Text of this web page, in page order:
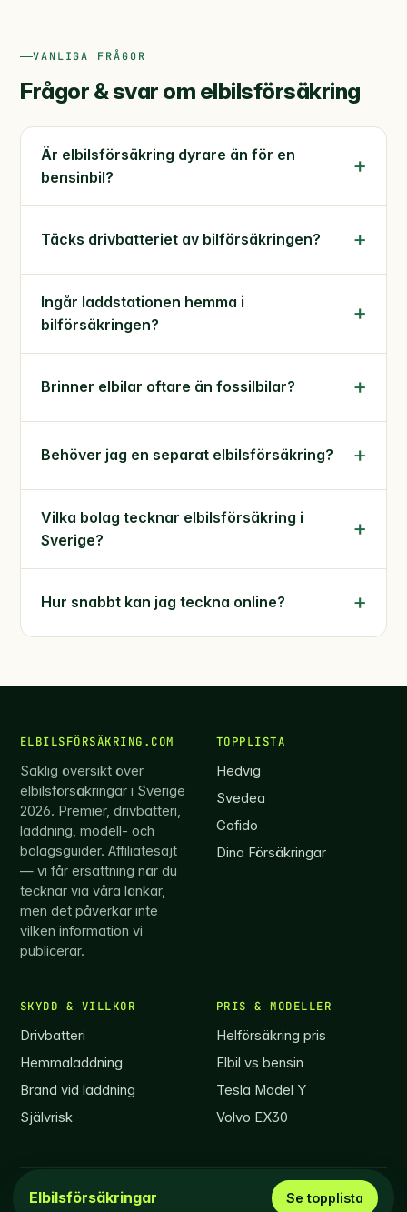
VANLIGA FRÅGOR
Frågor & svar om elbilsförsäkring
Är elbilsförsäkring dyrare än för en
bensinbil?
Täcks drivbatteriet av bilförsäkringen?
Ingår laddstationen hemma i
bilförsäkringen?
Brinner elbilar oftare än fossilbilar?
Behöver jag en separat elbilsförsäkring?
Vilka bolag tecknar elbilsförsäkring i
Sverige?
Hur snabbt kan jag teckna online?
Elbilsförsäkringar Se topplista
ELBILSFÖRSÄKRING.COM
Saklig översikt över
elbilsförsäkringar i Sverige
2026. Premier, drivbatteri,
laddning, modell- och
bolagsguider. Affiliatesajt
— vi får ersättning när du
tecknar via våra länkar,
men det påverkar inte
vilken information vi
publicerar.
TOPPLISTA
Hedvig
Svedea
Gofido
Dina Försäkringar
SKYDD & VILLKOR
Drivbatteri
Hemmaladdning
Brand vid laddning
Självrisk
PRIS & MODELLER
Helförsäkring pris
Elbil vs bensin
Tesla Model Y
Volvo EX30
© 2026 Elbilsförsäkring.com ·
info@elbilsförsäkring.com
Vi reserverar oss för eventuella informationsfel.